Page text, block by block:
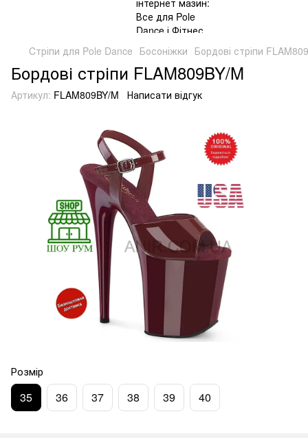
Cтріпи для Pole Dance Босоніжки Бордові стріпи
Бордові стріпи FLAM809BY/M
Артикул: FLAM809BY/M Написати відгук
Розмір
35 36 37 38 39 40